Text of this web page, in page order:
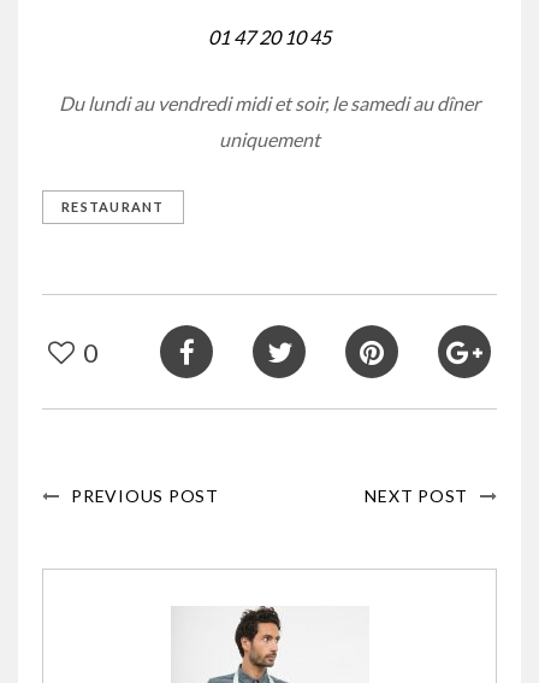
01 47 20 10 45
Du lundi au vendredi midi et soir, le samedi au dîner
uniquement
RESTAURANT
0
PREVIOUS POST NEXT POST